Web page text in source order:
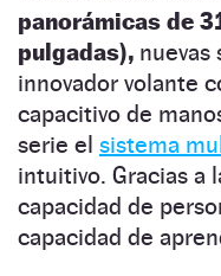
panorámicas de
pulgadas), nuevas
innovador volante
capacitivo de
serie el sistema
intuitivo. Gracias a
capacidad de
capacidad de